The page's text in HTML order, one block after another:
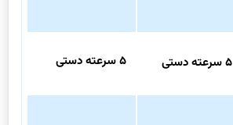
۵ سرعته دستی ۵ سرعته دستی